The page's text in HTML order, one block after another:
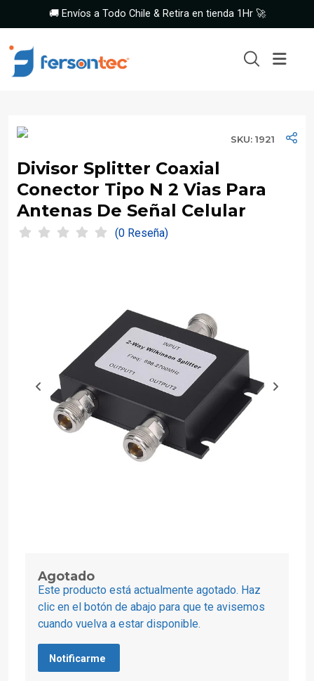
🚚 Envíos a Todo Chile & Retira en tienda 1Hr 🚀
SKU: 1921
Divisor Splitter Coaxial
Conector Tipo N 2 Vias Para
Antenas De Señal Celular
(0 Reseña)
Agotado
Este producto está actualmente agotado. Haz
clic en el botón de abajo para que te avisemos
cuando vuelva a estar disponible.
Notificarme